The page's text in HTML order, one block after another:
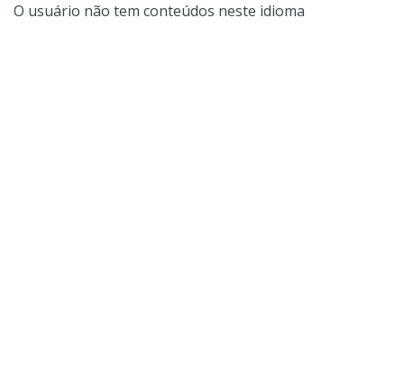
O usuário não tem conteúdos neste idioma